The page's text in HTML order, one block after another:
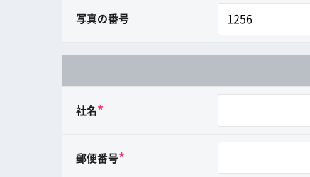
写真の番号
社名*
郵便番号*